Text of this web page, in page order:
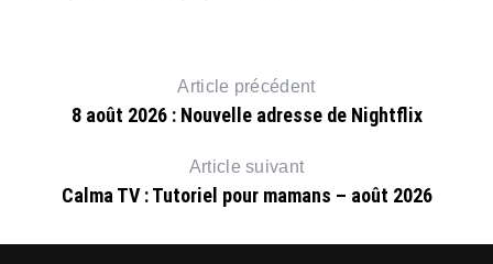
Article précédent
8 août 2026 : Nouvelle adresse de Nightflix
Article suivant
Calma TV : Tutoriel pour mamans – août 2026